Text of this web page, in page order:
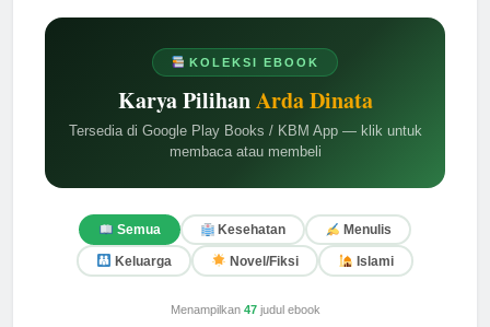
KOLEKSI EBOOK
Karya PilihanArda Dinata
Tersedia di Google Play Books / KBM App — klik untuk
membaca atau membeli
Semua Kesehatan Menulis
Keluarga Novel/Fiksi Islami
Menampilkan 47judul ebook